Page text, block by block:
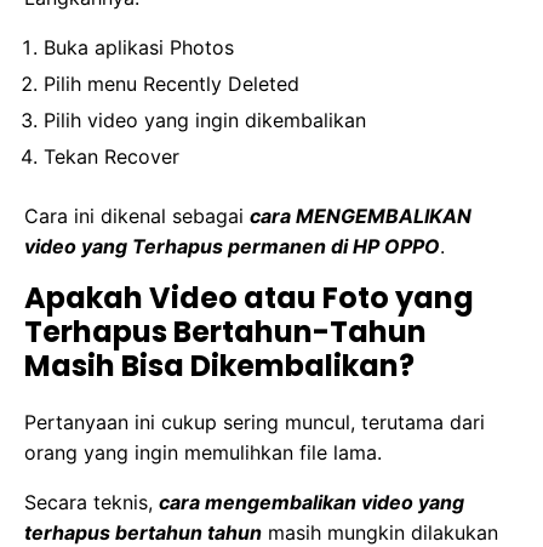
Buka aplikasi Photos
Pilih menu Recently Deleted
Pilih video yang ingin dikembalikan
Tekan Recover
Cara ini dikenal sebagai cara MENGEMBALIKAN
video yang Terhapus permanen di HP OPPO.
Apakah Video atau Foto yang
Terhapus Bertahun-Tahun
Masih Bisa Dikembalikan?
Pertanyaan ini cukup sering muncul, terutama dari
orang yang ingin memulihkan file lama.
Secara teknis, cara mengembalikan video yang
terhapus bertahun tahun masih mungkin dilakukan